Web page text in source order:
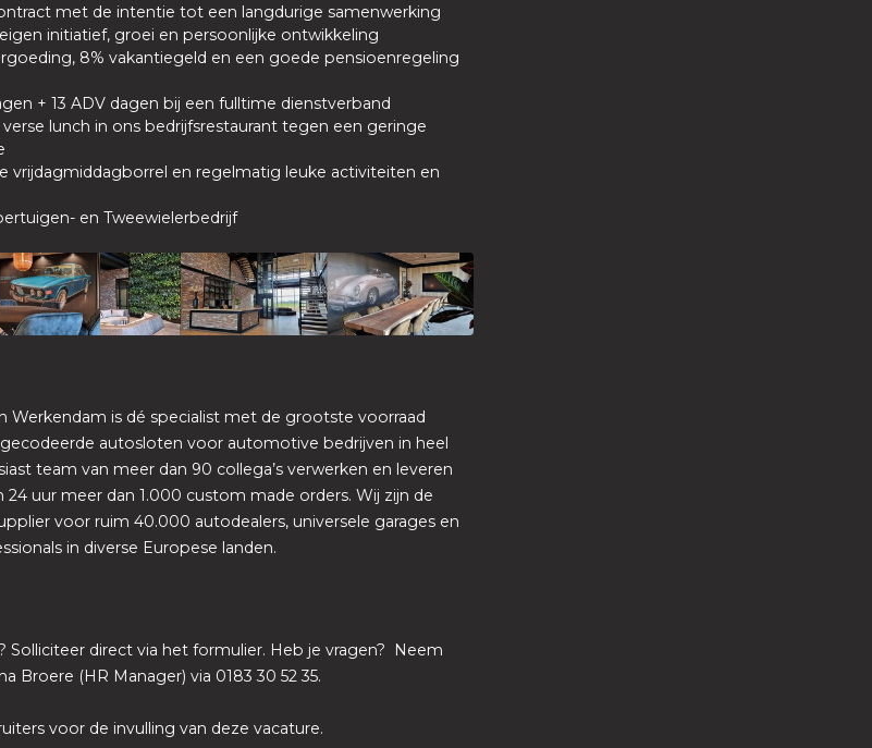
met de intentie tot een langdurige samenwerking
initiatief, groei en persoonlijke ontwikkeling
8% vakantiegeld en een goede pensioenregeling
+ 13 ADV dagen bij een fulltime dienstverband
verse lunch in ons bedrijfsrestaurant tegen een geringe
vrijdagmiddagborrel en regelmatig leuke activiteiten en
en Tweewielerbedrijf
Werkendam is dé specialist met de grootste voorraad
autosloten voor automotive bedrijven in heel
team van meer dan 90 collega’s verwerken en leveren
uur meer dan 1.000 custom made orders. Wij zijn de
voor ruim 40.000 autodealers, universele garages en
in diverse Europese landen.
Solliciteer direct via het formulier. Heb je vragen? Neem
Broere (HR Manager) via 0183 30 52 35.
voor de invulling van deze vacature.